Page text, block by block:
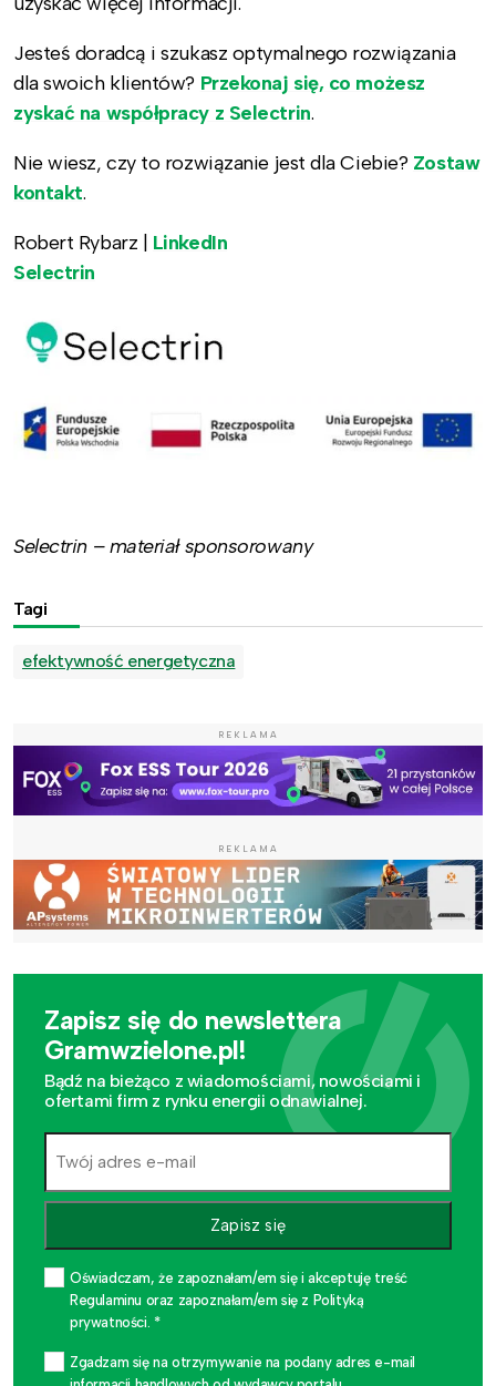
Jesteś doradcą i szukasz optymalnego rozwiązania
dla swoich klientów? Przekonaj się, co możesz
zyskać na współpracy z Selectrin.
Nie wiesz, czy to rozwiązanie jest dla Ciebie? Zostaw
kontakt.
Robert Rybarz | LinkedIn
Selectrin
Selectrin – materiał sponsorowany
Tagi
efektywność energetyczna
REKLAMA
REKLAMA
Zapisz się do newslettera
Gramwzielone.pl!
Bądź na bieżąco z wiadomościami, nowościami i
ofertami firm z rynku energii odnawialnej.
Zapisz się
Oświadczam, że zapoznałam/em się i akceptuję treść
Regulaminu oraz zapoznałam/em się z Polityką
prywatności. *
Zgadzam się na otrzymywanie na podany adres e-mail